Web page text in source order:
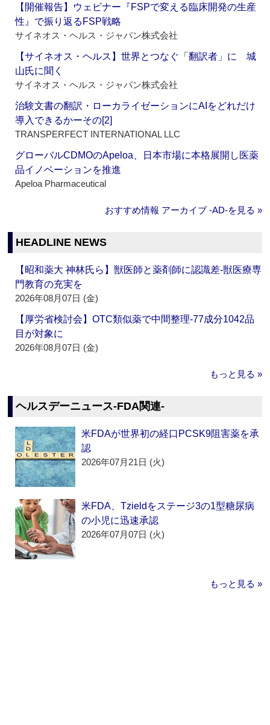
【開催報告】ウェビナー『FSPで変える臨床開発の生産
性』で振り返るFSP戦略
サイネオス・ヘルス・ジャパン株式会社
【サイネオス・ヘルス】世界とつなぐ「翻訳者」に 城
山氏に聞く
サイネオス・ヘルス・ジャパン株式会社
治験文書の翻訳・ローカライゼーションにAIをどれだけ
導入できるかーその[2]
TRANSPERFECT INTERNATIONAL LLC
グローバルCDMOのApeloa、日本市場に本格展開し医薬
品イノベーションを推進
Apeloa Pharmaceutical
おすすめ情報 アーカイブ ‐AD‐を見る »
HEADLINE NEWS
【昭和薬大 神林氏ら】獣医師と薬剤師に認識差‐獣医療専
門教育の充実を
2026年08月07日 (金)
【厚労省検討会】OTC類似薬で中間整理‐77成分1042品
目が対象に
2026年08月07日 (金)
もっと見る »
ヘルスデーニュース‐FDA関連‐
米FDAが世界初の経口PCSK9阻害薬を承
認
2026年07月21日 (火)
米FDA、Tzieldをステージ3の1型糖尿病
の小児に迅速承認
2026年07月07日 (火)
もっと見る »